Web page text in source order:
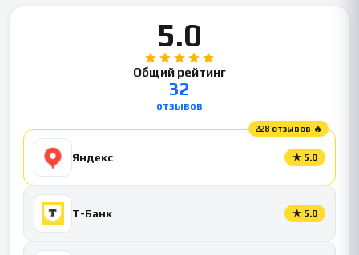
5.0
Общий рейтинг
32
отзывов
228 отзывов 🔥
Яндекс ★ 5.0
Т-Банк ★ 5.0